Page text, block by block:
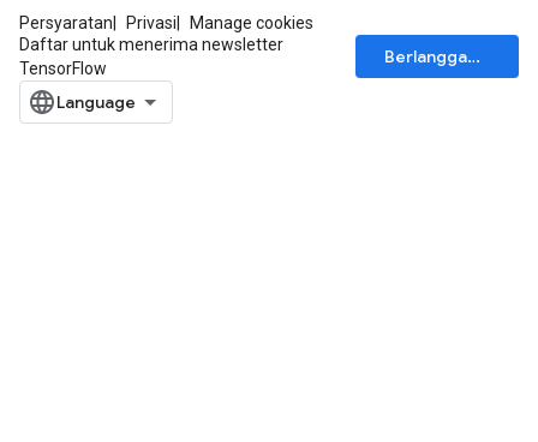
Persyaratan Privasi
Manage cookies
Daftar untuk menerima newsletter
TensorFlow
Berlangganan